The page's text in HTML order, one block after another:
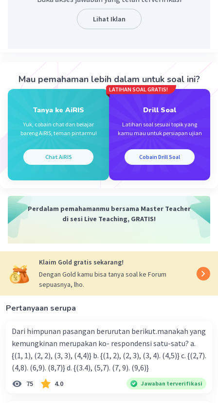
Lihat Iklan
Mau pemahaman lebih dalam untuk soal ini?
Tanya ke AiRIS
Yuk, cobain chat dan belajar
bareng AiRIS, teman pintarmu!
Chat AiRIS
LATIHAN SOAL GRATIS!
Drill Soal
Latihan soal sesuai topik yang
kamu mau untuk persiapan ujian
Cobain Drill Soal
Perdalam pemahamanmu bersama Master Teacher
di sesi Live Teaching, GRATIS!
Klaim Gold gratis sekarang!
Dengan Gold kamu bisa tanya soal ke Forum
sepuasnya, lho.
Pertanyaan serupa
Dari himpunan pasangan berurutan berikut.manakah yang
kemungkinan merupakan ko- respondensi satu-satu? a.
{(1, 1), (2, 2), (3, 3), (4,4)} b. {(1, 2), (2, 3), (3, 4). (4,5)} c. {(2,7).
(4,8). (6,9). (8,7)} d. {(3.4), (5,7). (7, 9). (9,6)}
75 4.0 Jawaban terverifikasi